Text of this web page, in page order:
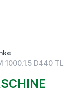
1000.1.5 D440 TL